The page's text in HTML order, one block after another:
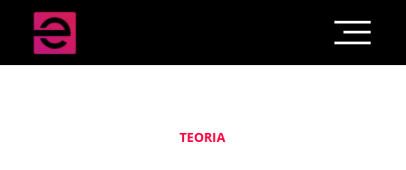
TEORIA